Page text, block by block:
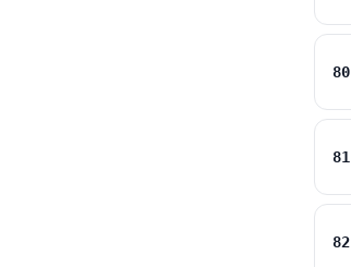
80
81
82